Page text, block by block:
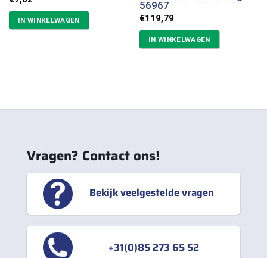
IN WINKELWAGEN
56967
€119,79
IN WINKELWAGEN
Vragen? Contact ons!
Bekijk veelgestelde vragen
+31(0)85 273 65 52